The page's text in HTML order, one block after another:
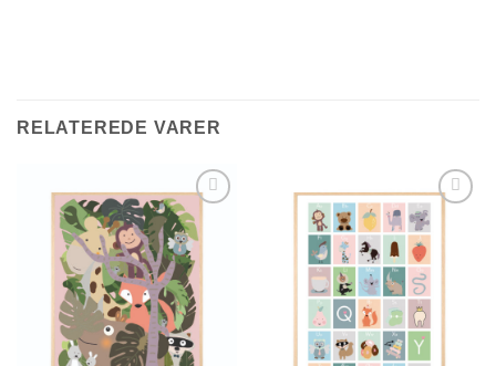
RELATEREDE VARER
Tilføj til
ønskelisten
Tilføj til
ønskelisten